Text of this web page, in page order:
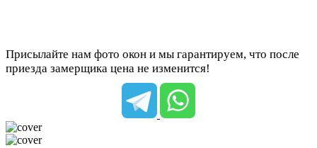
Присылайте нам фото окон и мы гарантируем, что после
приезда замерщика цена не изменится!